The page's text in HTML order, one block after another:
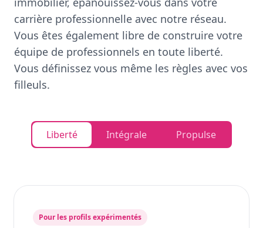
carrière professionnelle avec notre réseau.
Vous êtes également libre de construire votre
équipe de professionnels en toute liberté.
Vous définissez vous même les règles avec vos
filleuls.
Liberté Intégrale Propulse
Pour les profils expérimentés